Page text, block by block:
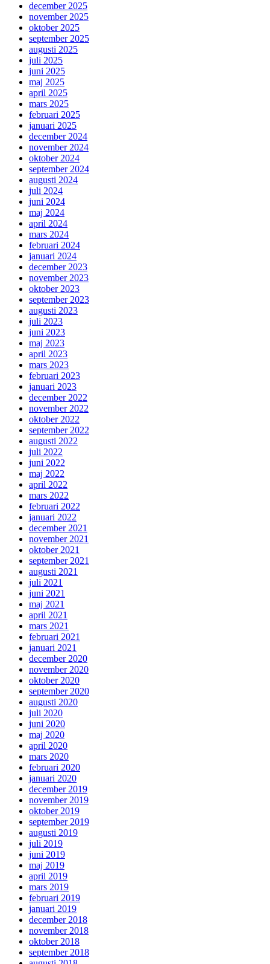
december 2025
november 2025
oktober 2025
september 2025
augusti 2025
juli 2025
juni 2025
maj 2025
april 2025
mars 2025
februari 2025
januari 2025
december 2024
november 2024
oktober 2024
september 2024
augusti 2024
juli 2024
juni 2024
maj 2024
april 2024
mars 2024
februari 2024
januari 2024
december 2023
november 2023
oktober 2023
september 2023
augusti 2023
juli 2023
juni 2023
maj 2023
april 2023
mars 2023
februari 2023
januari 2023
december 2022
november 2022
oktober 2022
september 2022
augusti 2022
juli 2022
juni 2022
maj 2022
april 2022
mars 2022
februari 2022
januari 2022
december 2021
november 2021
oktober 2021
september 2021
augusti 2021
juli 2021
juni 2021
maj 2021
april 2021
mars 2021
februari 2021
januari 2021
december 2020
november 2020
oktober 2020
september 2020
augusti 2020
juli 2020
juni 2020
maj 2020
april 2020
mars 2020
februari 2020
januari 2020
december 2019
november 2019
oktober 2019
september 2019
augusti 2019
juli 2019
juni 2019
maj 2019
april 2019
mars 2019
februari 2019
januari 2019
december 2018
november 2018
oktober 2018
september 2018